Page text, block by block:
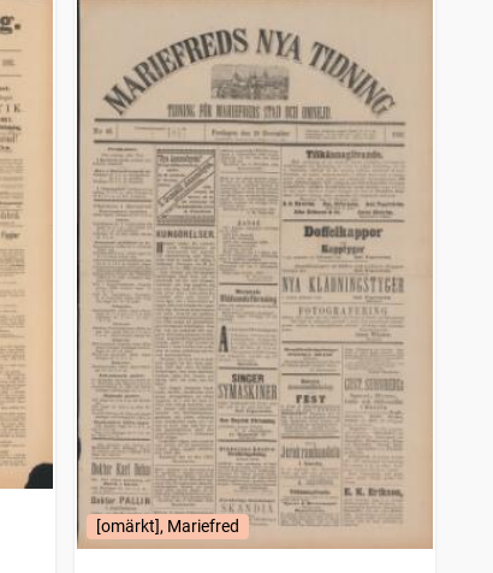
[omärkt], Mariefred